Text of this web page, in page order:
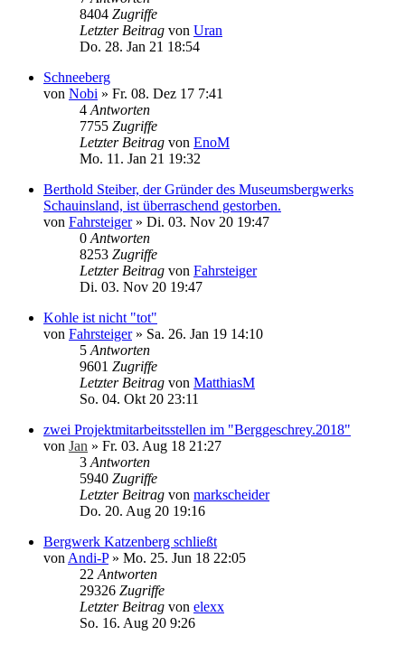
8404 Zugriffe
Letzter Beitrag von Uran
Do. 28. Jan 21 18:54
Schneeberg
von Nobi » Fr. 08. Dez 17 7:41
4 Antworten
7755 Zugriffe
Letzter Beitrag von EnoM
Mo. 11. Jan 21 19:32
Berthold Steiber, der Gründer des Museumsbergwerks
Schauinsland, ist überraschend gestorben.
von Fahrsteiger» Di. 03. Nov 20 19:47
0 Antworten
8253 Zugriffe
Letzter Beitrag von Fahrsteiger
Di. 03. Nov 20 19:47
Kohle ist nicht "tot"
von Fahrsteiger» Sa. 26. Jan 19 14:10
5 Antworten
9601 Zugriffe
Letzter Beitrag von MatthiasM
So. 04. Okt 20 23:11
zwei Projektmitarbeitsstellen im "Berggeschrey.2018"
von Jan » Fr. 03. Aug 18 21:27
3 Antworten
5940 Zugriffe
Letzter Beitrag von markscheider
Do. 20. Aug 20 19:16
Bergwerk Katzenberg schließt
von Andi-P» Mo. 25. Jun 18 22:05
22 Antworten
29326 Zugriffe
Letzter Beitrag von elexx
So. 16. Aug 20 9:26